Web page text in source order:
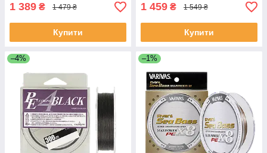
1 389 ₴ 1 479 ₴
Купити
1 459 ₴ 1 549 ₴
Купити
–4% –1%